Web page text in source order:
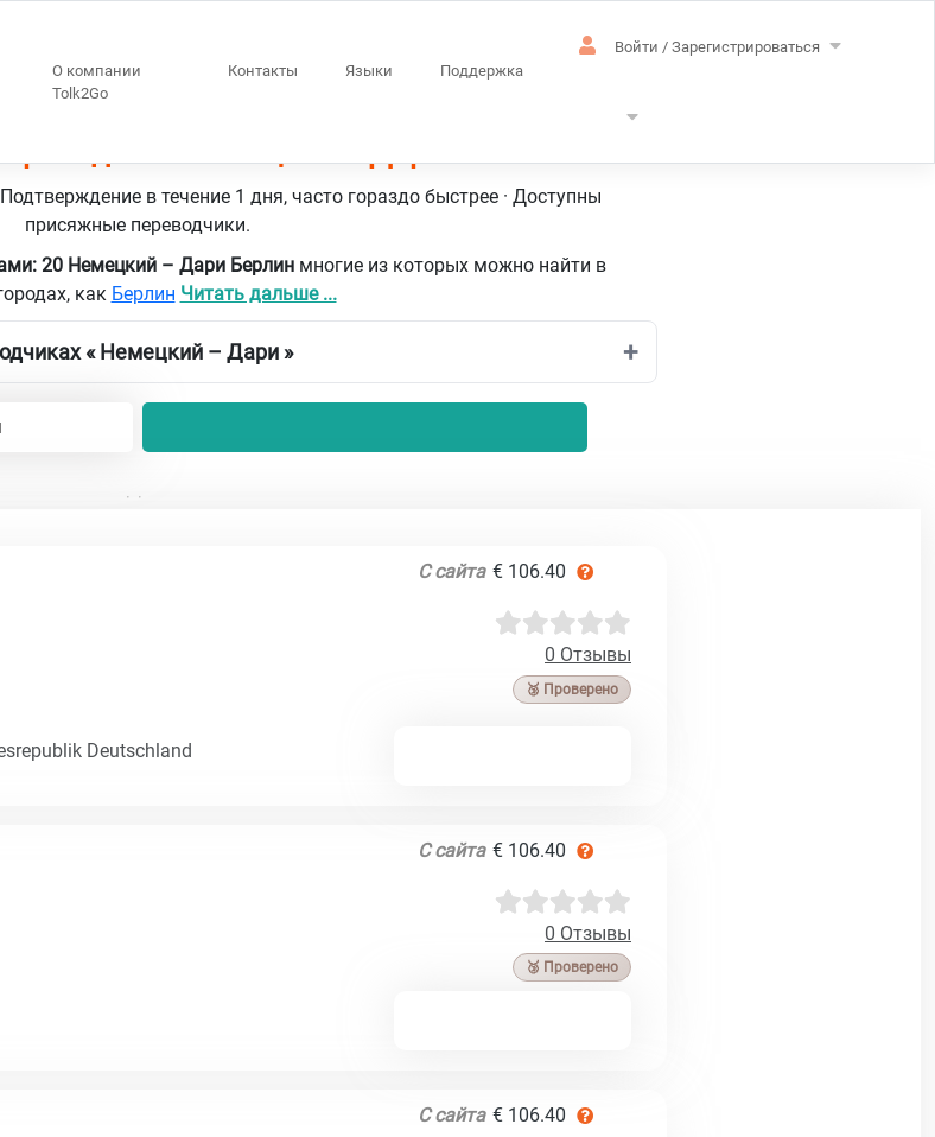
О компании
Tolk2Go
Контакты Языки Поддержка
Войти / Зарегистрироваться
в течение 1 дня, часто гораздо быстрее · Доступны
присяжные переводчики.
20 Немецкий – Дари Берлин многие из которых можно найти в
как Берлин Читать дальше ...
« Немецкий – Дари »
С сайта € 106.40
0 Отзывы
🥉 Проверено
Deutschland
С сайта € 106.40
0 Отзывы
🥉 Проверено
С сайта € 106.40